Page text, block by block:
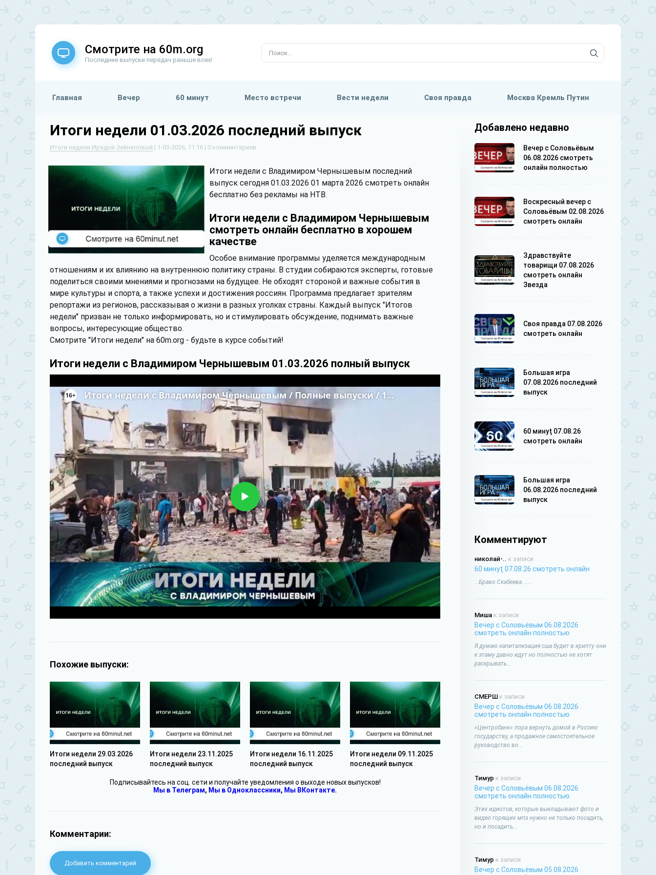
Смотрите на 60m.org
Последние выпуски передач раньше всех!
Главная Вечер 60 минут Место встречи Вести недели Своя правда Москва Кремль Путин
Итоги недели 01.03.2026 последний выпуск
Итоги недели Ирадой Зейналовой | 1-03-2026, 11:16 | 0 комментариев
Итоги недели с Владимиром Чернышевым последний
выпуск сегодня 01.03.2026 01 марта 2026 смотреть онлайн
бесплатно без рекламы на НТВ.
Итоги недели с Владимиром Чернышевым
смотреть онлайн бесплатно в хорошем
качестве
Особое внимание программы уделяется международным
отношениям и их влиянию на внутреннюю политику страны. В студии собираются эксперты, готовые
поделиться своими мнениями и прогнозами на будущее. Не обходят стороной и важные события в
мире культуры и спорта, а также успехи и достижения россиян. Программа предлагает зрителям
репортажи из регионов, рассказывая о жизни в разных уголках страны. Каждый выпуск "Итогов
недели" призван не только информировать, но и стимулировать обсуждение, поднимать важные
вопросы, интересующие общество.
Смотрите "Итоги недели" на 60m.org - будьте в курсе событий!
Итоги недели с Владимиром Чернышевым 01.03.2026 полный выпуск
Похожие выпуски:
Итоги недели 29.03.2026
последний выпуск
Итоги недели 23.11.2025
последний выпуск
Итоги недели 16.11.2025
последний выпуск
Итоги недели 09.11.2025
последний выпуск
Подписывайтесь на соц. сети и получайте уведомления о выходе новых выпусков!
Мы в Телеграм, Мы в Одноклассники, Мы ВКонтакте.
Комментарии:
Добавить комментарий
Добавлено недавно
Вечер с Соловьёвым
06.08.2026 смотреть
онлайн полностью
Воскресный вечер с
Соловьёвым 02.08.2026
смотреть онлайн
Здравствуйте
товарищи 07.08.2026
смотреть онлайн
Звезда
Своя правда 07.08.2026
смотреть онлайн
Большая игра
07.08.2026 последний
выпуск
60 минуţ 07.08.26
смотреть онлайн
Большая игра
06.08.2026 последний
выпуск
Комментируют
николай-.. к записи
60 минуţ 07.08.26 смотреть онлайн
...Браво Скабеева......
Миша к записи
Вечер с Соловьёвым 06.08.2026
смотреть онлайн полностью
Я думаю капитализация сша будит в крипту они
к этаму давно идут но полностью не хотят
раскрывать...
СМЕРШ к записи
Вечер с Соловьёвым 06.08.2026
смотреть онлайн полностью
«Центробанк» пора вернуть домой в Россию
государству, а продажное самостоятельное
руководство во...
Тимур к записи
Вечер с Соловьёвым 06.08.2026
смотреть онлайн полностью
Этих идиотов, которые выкладывают фото и
видео горящих мпз нужно не только посадить,
но и посадить...
Тимур к записи
Вечер с Соловьёвым 05.08.2026